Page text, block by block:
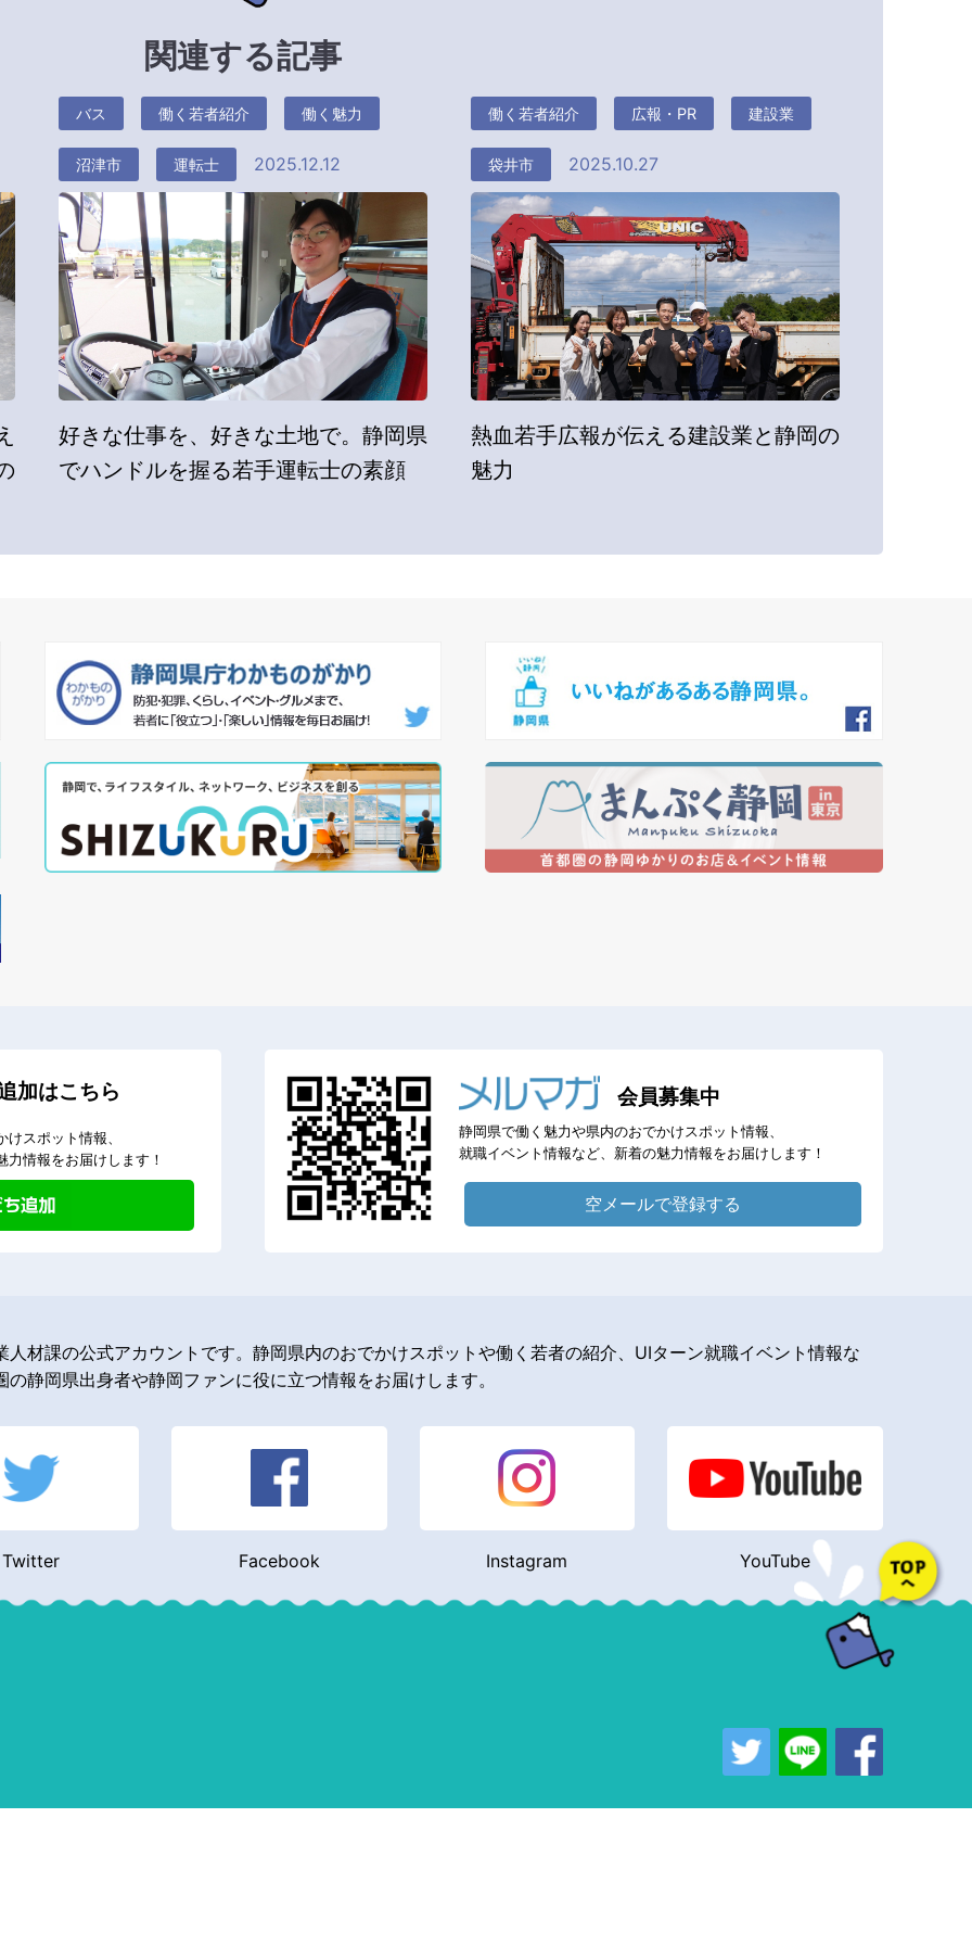
関連する記事
バス 働く若者紹介 働く魅力
沼津市 運転士 2025.12.12
好きな仕事を、好きな土地で。静岡県
でハンドルを握る若手運転士の素顔
働く若者紹介 広報・PR 建設業
袋井市 2025.10.27
熱血若手広報が伝える建設業と静岡の
魅力
加はこちら
スポット情報、
情報をお届けします！
会員募集中
静岡県で働く魅力や県内のおでかけスポット情報、
就職イベント情報など、新着の魅力情報をお届けします！
空メールで登録する
人材課の公式アカウントです。静岡県内のおでかけスポットや働く若者の紹介、UIターン就職イベント情報な
の静岡県出身者や静岡ファンに役に立つ情報をお届けします。
Twitter Facebook Instagram YouTube